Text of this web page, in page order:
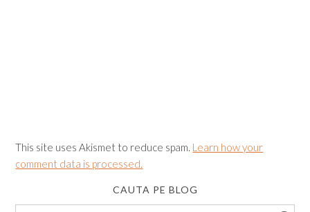
This site uses Akismet to reduce spam. Learn how your
comment data is processed.
CAUTA PE BLOG